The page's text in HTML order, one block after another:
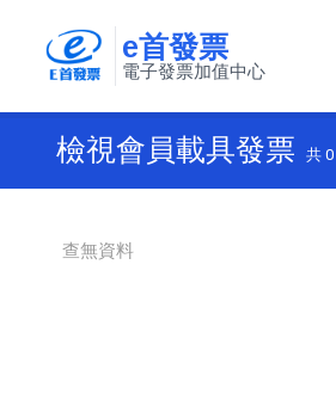
e首發票
電子發票加值中心
檢視會員載具發票 共 0
查無資料